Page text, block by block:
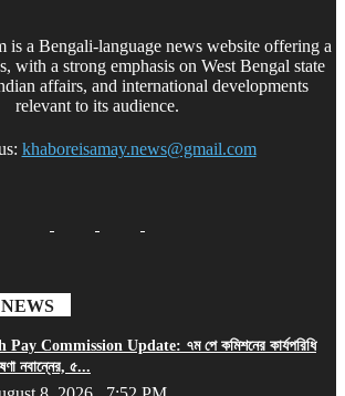
is a Bengali-language news website offering a
with a strong emphasis on West Bengal state
affairs, and international developments
relevant to its audience.
khaboreisamay.news@gmail.com
Pay Commission Update: ৭ম পে কমিশনের কার্যপরিধি
নবান্নের, ৫...